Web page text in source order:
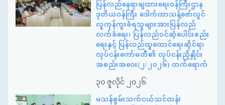
ပြန်လည်နေရာချထားရေးဝန်ကြီးဌာန
ဒုတိယဝန်ကြီး ဒေါက်တာသန့်ဇော်လွင်
လူကုန်ကူးခံရသူများအားပြန်လည်
လက်ခံရေး၊ ပြန်လည်ဝင်ဆံ့ပေါင်းစည်း
ရေးနှင့် ပြန်လည်ထူထောင်ရေးဆိုင်ရာ
လုပ်ငန်းကော်မတီ၏ လုပ်ငန်းညှိနှိုင်း
အစည်းအဝေး(၂/၂၀၂၆) တက်ရောက်
၃၀ ဇူလိုင် ၂၀၂၆
မသန်စွမ်းသက်ငယ်သင်တန်း